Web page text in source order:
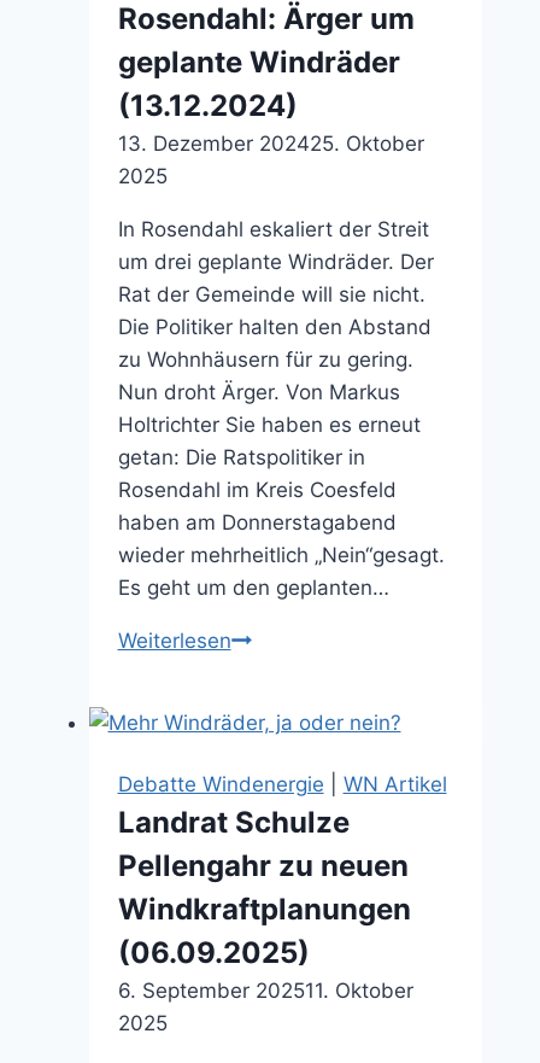
Rosendahl: Ärger um
geplante Windräder
(13.12.2024)
13. Dezember 202425. Oktober
2025
In Rosendahl eskaliert der Streit
um drei geplante Windräder. Der
Rat der Gemeinde will sie nicht.
Die Politiker halten den Abstand
zu Wohnhäusern für zu gering.
Nun droht Ärger. Von Markus
Holtrichter Sie haben es erneut
getan: Die Ratspolitiker in
Rosendahl im Kreis Coesfeld
haben am Donnerstagabend
wieder mehrheitlich „Nein“gesagt.
Es geht um den geplanten…
WeiterlesenWindkraft
Ärger
um
geplante
Windräder
(13.12.2024)
Debatte Windenergie WN Artikel
Landrat Schulze
Pellengahr zu neuen
Windkraftplanungen
(06.09.2025)
6. September 202511. Oktober
2025